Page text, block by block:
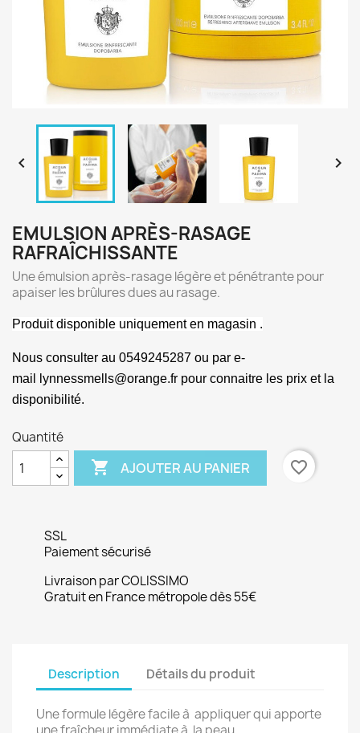
 
EMULSION APRÈS-RASAGE
RAFRAÎCHISSANTE
Une émulsion après-rasage légère et pénétrante pour
apaiser les brûlures dues au rasage.
Produit disponible uniquement en magasin .
Nous consulter au 0549245287 ou par e-
mail lynnessmells@orange.fr pour connaitre les prix et la
disponibilité.
Quantité
 AJOUTER AU PANIER favorite_border
SSL
Paiement sécurisé
Livraison par COLISSIMO
Gratuit en France métropole dès 55€
Description Détails du produit
Une formule légère facile à appliquer qui apporte